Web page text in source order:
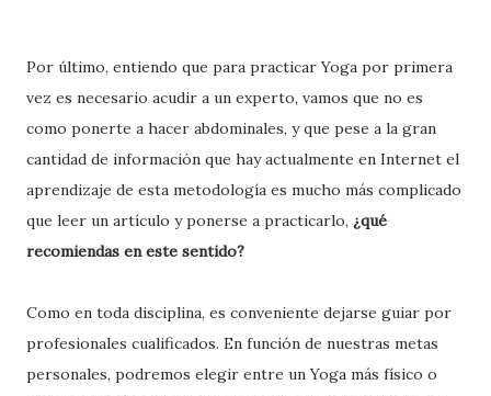
Por último, entiendo que para practicar Yoga por primera
vez es necesario acudir a un experto, vamos que no es
como ponerte a hacer abdominales, y que pese a la gran
cantidad de información que hay actualmente en Internet el
aprendizaje de esta metodología es mucho más complicado
que leer un artículo y ponerse a practicarlo, ¿qué
recomiendas en este sentido?
Como en toda disciplina, es conveniente dejarse guiar por
profesionales cualificados. En función de nuestras metas
personales, podremos elegir entre un Yoga más físico o